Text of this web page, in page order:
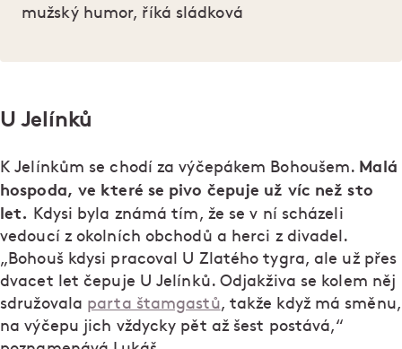
mužský humor, říká sládková
U Jelínků
K Jelínkům se chodí za výčepákem Bohoušem. Malá
hospoda, ve které se pivo čepuje už víc než sto
let.
Kdysi byla známá tím, že se v ní scházeli
vedoucí z okolních obchodů a herci z divadel.
„Bohouš kdysi pracoval U Zlatého tygra, ale už přes
dvacet let čepuje U Jelínků. Odjakživa se kolem něj
sdružovala parta štamgastů, takže když má směnu,
na výčepu jich vždycky pět až šest postává,“